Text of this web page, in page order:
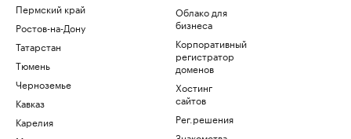
Пермский край
Ростов-на-Дону
Татарстан
Тюмень
Черноземье
Кавказ
Карелия
Облако для
бизнеса
Корпоративный
регистратор
доменов
Хостинг
сайтов
Рег.решения